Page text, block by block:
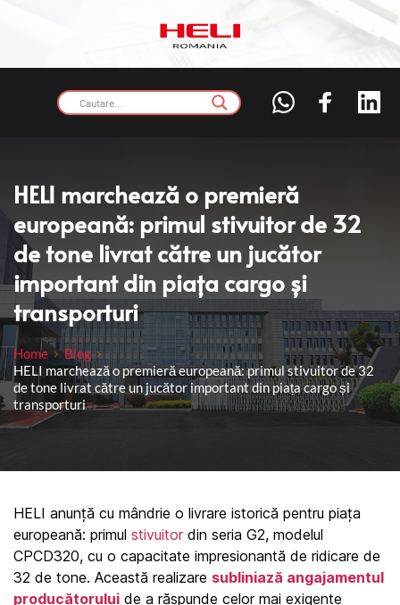
HELI marchează o premieră
europeană: primul stivuitor de 32
de tone livrat către un jucător
important din piața cargo și
transporturi
Home
Blog
HELI marchează o premieră europeană: primul stivuitor de 32
de tone livrat către un jucător important din piața cargo și
transporturi
HELI anunță cu mândrie o livrare istorică pentru piața
europeană: primul stivuitor din seria G2, modelul
CPCD320, cu o capacitate impresionantă de ridicare de
32 de tone. Această realizare subliniază angajamentul
producătorului de a răspunde celor mai exigente